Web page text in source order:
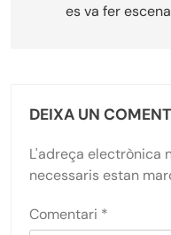
es va fer
DEIXA UN
L'adreça electrònica
necessaris estan
Comentari *